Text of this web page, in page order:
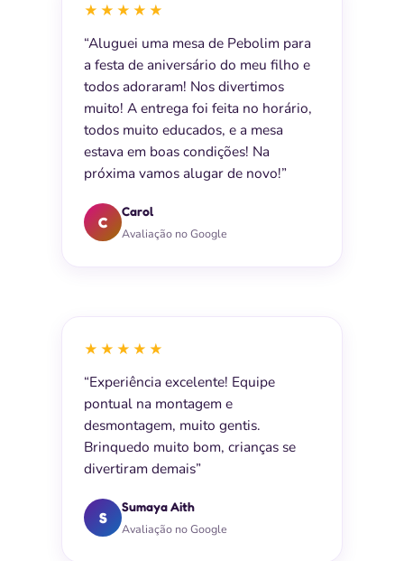
★★★★★
“Aluguei uma mesa de Pebolim para
a festa de aniversário do meu filho e
todos adoraram! Nos divertimos
muito! A entrega foi feita no horário,
todos muito educados, e a mesa
estava em boas condições! Na
próxima vamos alugar de novo!”
C
Carol
Avaliação no Google
★★★★★
“Experiência excelente! Equipe
pontual na montagem e
desmontagem, muito gentis.
Brinquedo muito bom, crianças se
divertiram demais”
S
Sumaya Aith
Avaliação no Google